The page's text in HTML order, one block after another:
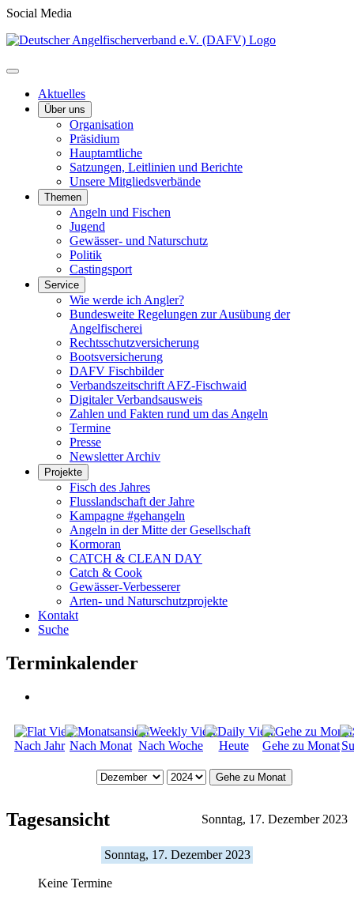
Social Media
Aktuelles
Über uns
Organisation
Präsidium
Hauptamtliche
Satzungen, Leitlinien und Berichte
Unsere Mitgliedsverbände
Themen
Angeln und Fischen
Jugend
Gewässer- und Naturschutz
Politik
Castingsport
Service
Wie werde ich Angler?
Bundesweite Regelungen zur Ausübung der
Angelfischerei
Rechtsschutzversicherung
Bootsversicherung
DAFV Fischbilder
Verbandszeitschrift AFZ-Fischwaid
Digitaler Verbandsausweis
Zahlen und Fakten rund um das Angeln
Termine
Presse
Newsletter Archiv
Projekte
Fisch des Jahres
Flusslandschaft der Jahre
Kampagne #gehangeln
Angeln in der Mitte der Gesellschaft
Kormoran
CATCH & CLEAN DAY
Catch & Cook
Gewässer-Verbesserer
Arten- und Naturschutzprojekte
Kontakt
Suche
Terminkalender
Nach Jahr Nach Monat Nach Woche Heute Gehe zu Monat
Gehe zu Monat
Tagesansicht Sonntag, 17. Dezember 2023
Sonntag, 17. Dezember 2023
Keine Termine